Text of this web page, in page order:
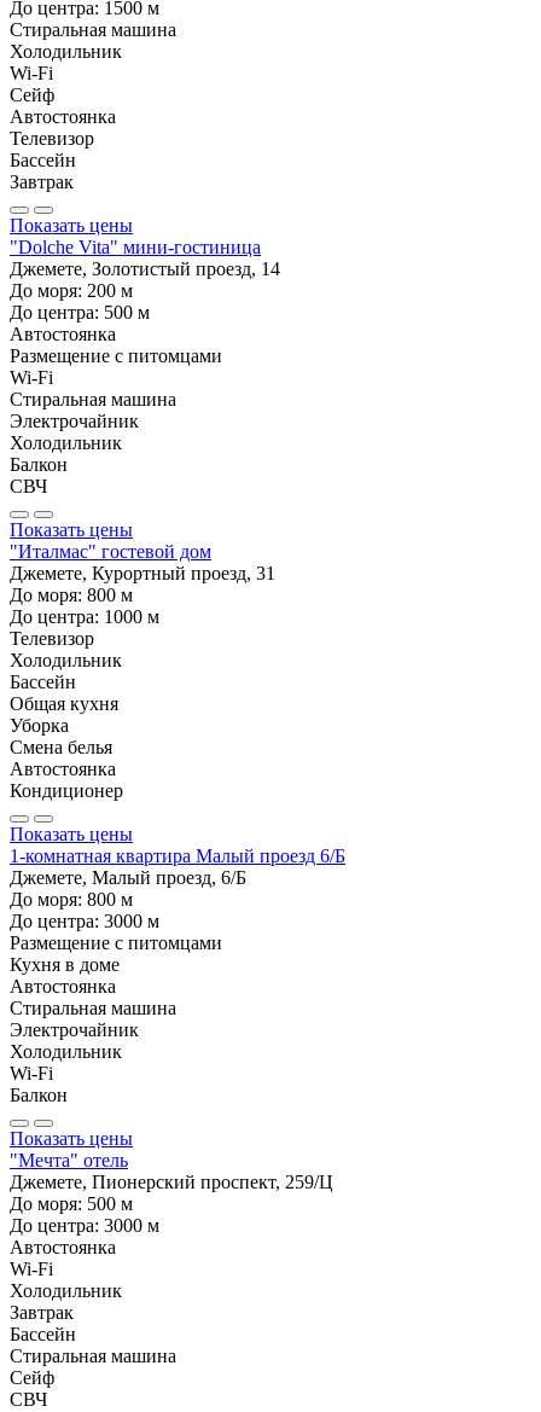
До центра: 1500 м
Стиральная машина
Холодильник
Wi-Fi
Сейф
Автостоянка
Телевизор
Бассейн
Завтрак
Показать цены
"Dolche Vita" мини-гостиница
Джемете, Золотистый проезд, 14
До моря: 200 м
До центра: 500 м
Автостоянка
Размещение с питомцами
Wi-Fi
Стиральная машина
Электрочайник
Холодильник
Балкон
СВЧ
Показать цены
"Италмас" гостевой дом
Джемете, Курортный проезд, 31
До моря: 800 м
До центра: 1000 м
Телевизор
Холодильник
Бассейн
Общая кухня
Уборка
Смена белья
Автостоянка
Кондиционер
Показать цены
1-комнатная квартира Малый проезд 6/Б
Джемете, Малый проезд, 6/Б
До моря: 800 м
До центра: 3000 м
Размещение с питомцами
Кухня в доме
Автостоянка
Стиральная машина
Электрочайник
Холодильник
Wi-Fi
Балкон
Показать цены
"Мечта" отель
Джемете, Пионерский проспект, 259/Ц
До моря: 500 м
До центра: 3000 м
Автостоянка
Wi-Fi
Холодильник
Завтрак
Бассейн
Стиральная машина
Сейф
СВЧ